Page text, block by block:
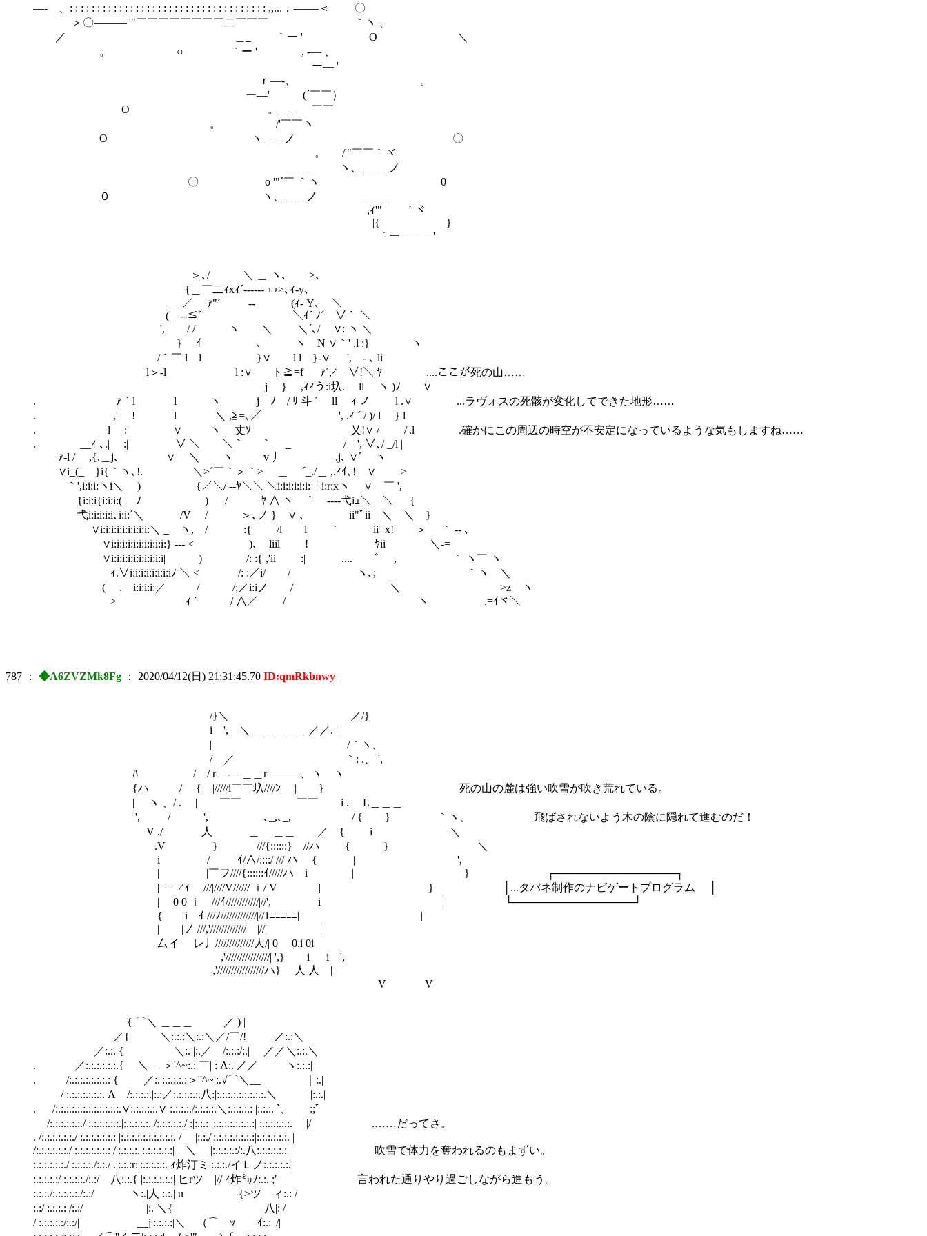
―- 、: : : : : : : : : : : : : : : : : : : : : : : : : : : : : : : : : : : : ,,...．-――＜ 〇
＞〇―――''"￣￣￣￣￣￣￣￣二￣￣￣ ｀ヽ 、
／ ＿_ ｀ー ' Ο ＼
。 ○ ｀ー ' , -― 、
ー― '
ｒ―-、 。
ー―' (´￣￣）
О 。＿_ ￣￣
。 /'￣￣ヽ
О ヽ＿＿ノ 〇
。 /'"￣￣｀ヾ
＿＿_ ヽ、＿＿_ノ
〇 o '"´￣ ｀ヽ 0
０ ヽ、＿＿ノ ＿＿＿
,ｨ'"￣￣｀ヾ
|{ }
｀ー―――'
＞､/ ＼ ＿ ヽ､ >､
{＿￣二ｨxｨ´-‐‐‐‐- ｪｭ>､ｨ-y､
＿ ／ ｧ"´ ￣ ‐- (ｨ- Y､ ＼
( -‐≦´ ＼ｲ´ ﾉ´ ∨｀ ＼
', / / ヽ ＼ ＼´､/ |∨: ヽ ＼
} ｲ ､ ヽ N ∨｀' ,l :} ヽ
/｀￣ l l }∨ l l }‐∨ ', - ､ li
l＞-l l :∨ ﾄ ≧=f ｧ´,ｨ ∨!＼ ﾔ ....ここが死の山……
j } ,ｨｨう:i圦. ll ヽ )ﾉ ∨
. ｧ｀l l ヽ j ﾉ / ﾘ 斗 ´ ll ｨ ノ l .∨ ...ラヴォスの死骸が変化してできた地形……
. ,' ! l ＼ ,≧=､／ ', .ｨ ´ / )/ l } l
. l :| ∨ ヽゞ 丈ｿ 乂!∨ / /|.l .確かにこの周辺の時空が不安定になっているような気もしますね……
. __ｨ ､.| :| ∨ ＼ ＼｀ ｀ _ / ', ∨､/ _/l |
ｧ-l / ,{.＿j､ ∨ ＼ ヽ v 丿 .j､ ∨´ ヽ
∨i_(_ }i{｀ヽ､!. ＼>´￣｀＞｀> ＿ ´_./＿ ,.ｨｲ､! ∨ >
｀',i:i:i:ヽi＼ ) {／＼/ -‐ﾔ＼＼ ＼i:i:i:i:i:i:「i:r:xヽ ∨ ￣ ',
{i:i:i{i:i:i:( ﾉ ) / ﾔ ∧ ヽ ｀ ‐--‐弋iｭ＼ ＼ {
弋i:i:i:i:i､i:i:´＼ /V / ＞､ノ } ∨ ､ ii"ﾞii ＼ ＼ }
∨i:i:i:i:i:i:i:i:i:＼ _ ヽ, / :{ /l l ｀ ii=x! ＞ ｀ ‐- ､
∨i:i:i:i:i:i:i:i:i:i:} -‐- < )､ liil ! ﾔii ＼-=
∨i:i:i:i:i:i:i:i:i:i| ) /: :{ ,'ii :| .... ﾞ , ｀ ヽ￣ ヽ
ｨ.∨i:i:i:i:i:i:i:iﾉ ＼ < /: :／i/ / ヽ､; ｀ヽ ＼
( .ゞi:i:i:i:／ / /;／i:iノ / ＼ >z ヽ
> ￣ ｨ ´ / ∧／ / ヽ ,=ｲヾ＼
787 ： ◆A6ZVZMk8Fg ： 2020/04/12(日) 21:31:45.70 ID:qmRkbnwy
/}＼ ／/}
i ', ＼＿＿＿＿＿ ／／. |
| ゝ /｀ヽ、
/ ／ ｀: .、 ',
ﾊ / / r―‐―＿＿r―――、ヽ ヽ
{ハ / { |/////i￣￣圦////ﾝ | } 死の山の麓は強い吹雪が吹き荒れている。
| ヽ 、/ . | ￣￣ ￣￣ i . L＿＿＿
', / ', ､_,､_, / { } ｀ヽ、 飛ばされないよう木の陰に隠れて進むのだ！
V ./ 人 ＿ ＿＿ ／ { i ＼
.V } ///{::::::} //ハ { } ＼
i / ｲ/∧/::::/ /// ハ { | ',
| |￣フ////{::::::ｲ/////ハ i | } ┌────────────────┐
|===≠ｨ ///|////V////// ｉ/ V | } │...タバネ制作のナビゲートプログラム │
| 0 0 ｉ ///ｲ////////////|//', i | └────────────────┘
{ i ｲ ///ﾉ/////////////|//1ﾆﾆﾆﾆﾆ| |
| |ノ ///,'///////////// |//| |
厶イ レ丿//////////////人/| 0 0.i 0i
,'////////////////| ',} i i ',
,'/////////////////ハ} 人 人 |
V V
{ ⌒＼ ＿＿＿ ／ ) |
／{ ＼:.:.:＼:.:＼／/￣/! ／:.:＼
／:.:. { ＼:. |:.／ /:.:.:/:.| ／／＼:.:.＼
. ／:.:.:.:.:.:.{ ＼＿ ＞'^~:.: ￣| : Λ:.|／／ ヽ:.:.:|
. /:.:.:.:.:.:.:.: { ／:.|:.:.:.:.:＞''^~|:.√⌒＼__ ｜:.|
/ :.:.:.:.:.:.:. Λ /:.:.:.:.|:.:／:.:.:.:.:.八:|:.:.:.:.:.:.:.:.:.＼ |:.:.|
. /:.:.:.:.:.:.:.:.:.:.:.:.∨:.:.:.:.:.∨ :.:.:.:./:.:.:.:.＼:.:.:.:.: |:.:.:. `、 | :;ﾞ
/:.:.:.:.:.:./ :.:.:.:.:.:.|:.:.:.:.:. /:.:.:.:.:./ :|:.:.: |:.:.:.:.:.:.:.:| :.:.:.:.:.:. |/ .……だってさ。
. /:.:.:.:.:.:./ :.:.:.:.:.:.: |:.:.:.:.:.:.:.:.:.:. / |:.:./|:.:.:.:.:.:.:.:|:.:.:.:.:.:. |
/:.:.:.:.:.:./ :.:.:.:.:.:.: /|:.:.:.:.|:.:.:.:.:.:| ＼＿ |:.:.:.:.:/:.八:.:.:.:.:.:| 吹雪で体力を奪われるのもまずい。
:.:.:.:.:.:./ :.:.:.:./:.:./ .|:.:.:r:|:.:.:.:.:. ｨ炸汀ミ|:.:.:./イＬノ:.:.:.:.:.|
:.:.:.:.:/ :.:.:.:./:.:/ 八:.:.{ |:.:.:.:.:.:| ヒrツ |// ｨ炸㍉ﾉ:.:. ;′ 言われた通りやり過ごしながら進もう。
:.:.:./:.:.:.:.:./:.:/ ヽ:.|人 :.:.| u {>ツ ィ:.: /
:.:/ :.:.:.: /:.:/ |:. ＼{ 八|: /
/ :.:.:.:.:/:.:/| __j|:.:.:.:|＼ （⌒ ｯ ｲ:.: |/|